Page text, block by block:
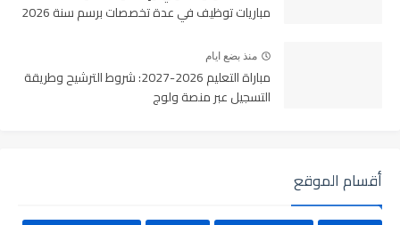
مباريات توظيف في عدة تخصصات برسم سنة 2026
منذ بضع ايام
مباراة التعليم 2026-2027: شروط الترشيح وطريقة
التسجيل عبر منصة ولوج
أقسام الموقع